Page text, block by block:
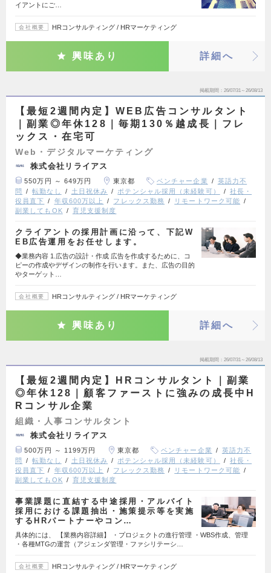
イアントにご…
会社概要 HRコンサルティング / HRマーケティング
興味あり 詳細へ
掲載期間 26/07/31～26/08/13
【最短2週間内定】WEB広告コンサルタント
｜副業◎年休128｜毎期130％越成長｜フレ
ックス・在宅可
Web・デジタルマーケティング
株式会社リライアス
550万円 ～ 649万円 東京都 ベンチャー企業
英語力不
問
転勤なし 土日祝休み ポテンシャル採用（未経験可）
社長・
役員直下
年収600万以上 フレックス勤務
リモートワーク可能
副業してもOK
育児支援制度
クライアントの採用計画に沿って、下記W
EB広告運用をお任せします。
◆業務内容 1.広告の設計・作成 広告を作成するために、コ
ピーの作成やデザインの制作を行います。また、広告の目的
やターゲット…
会社概要 HRコンサルティング / HRマーケティング
興味あり 詳細へ
掲載期間 26/07/31～26/08/13
【最短2週間内定】HRコンサルタント｜副業
◎年休128｜顧客ファーストに強みの成長中H
Rコンサル企業
組織・人事コンサルタント
株式会社リライアス
500万円 ～ 1199万円 東京都 ベンチャー企業
英語力不
問
転勤なし 土日祝休み ポテンシャル採用（未経験可）
社長・
役員直下
年収600万以上 フレックス勤務
リモートワーク可能
副業してもOK
育児支援制度
事業課題に直結する中途採用・アルバイト
採用における課題抽出・施策提示等を実施
するHRパートナーやコン…
具体的には、 【業務内容詳細】 ・プロジェクトの進行管理 ・WBS作成、管理
・各種MTGの運営（アジェンダ管理・ファシリテーシ…
会社概要 HRコンサルティング / HRマーケティング